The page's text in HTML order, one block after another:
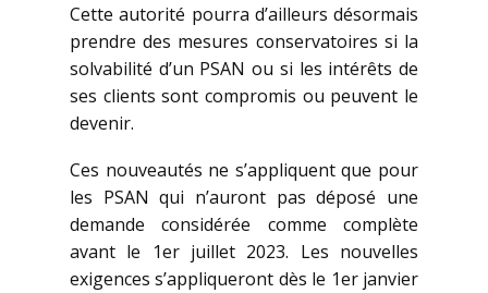
Cette autorité pourra d’ailleurs désormais
prendre des mesures conservatoires si la
solvabilité d’un PSAN ou si les intérêts de
ses clients sont compromis ou peuvent le
devenir.
Ces nouveautés ne s’appliquent que pour
les PSAN qui n’auront pas déposé une
demande considérée comme complète
avant le 1er juillet 2023. Les nouvelles
exigences s’appliqueront dès le 1er janvier